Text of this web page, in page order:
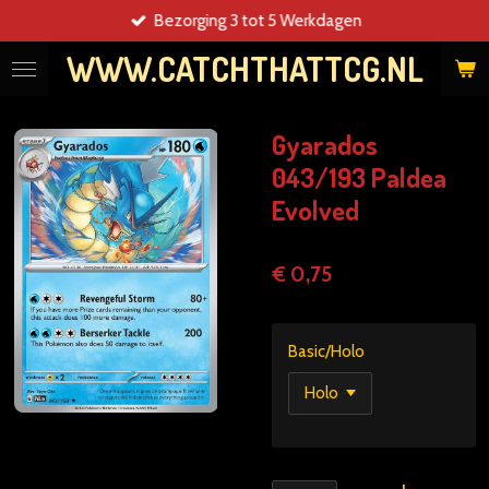
direct
naar
WWW.CATCHTHATTCG.NL
Bezorging 3 tot 5 Werkdagen
Gyarados
043/193 Paldea
Evolved
€ 0,75
Basic/Holo